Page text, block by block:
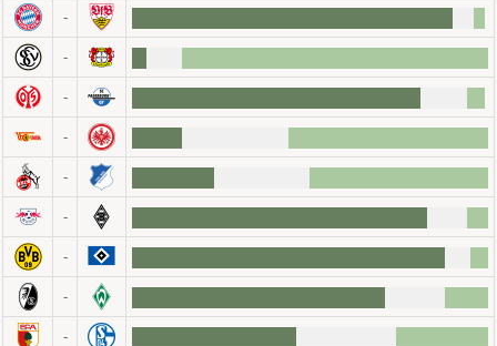
-
-
-
-
-
-
-
-
-